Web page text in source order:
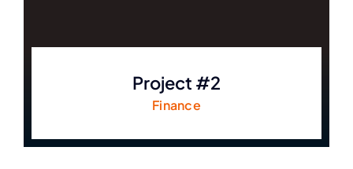
Project #2
Finance